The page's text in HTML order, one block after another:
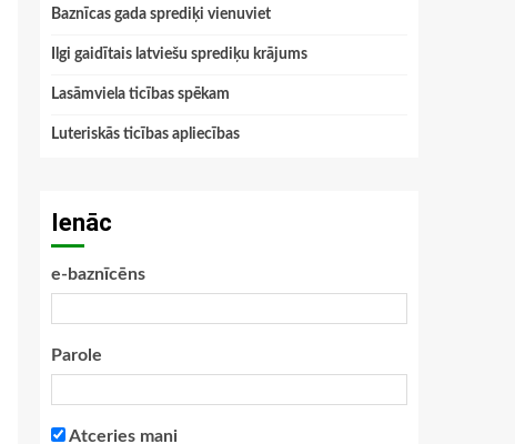
Baznīcas gada sprediķi vienuviet
Ilgi gaidītais latviešu sprediķu krājums
Lasāmviela ticības spēkam
Luteriskās ticības apliecības
Ienāc
e-baznīcēns
Parole
Atceries mani